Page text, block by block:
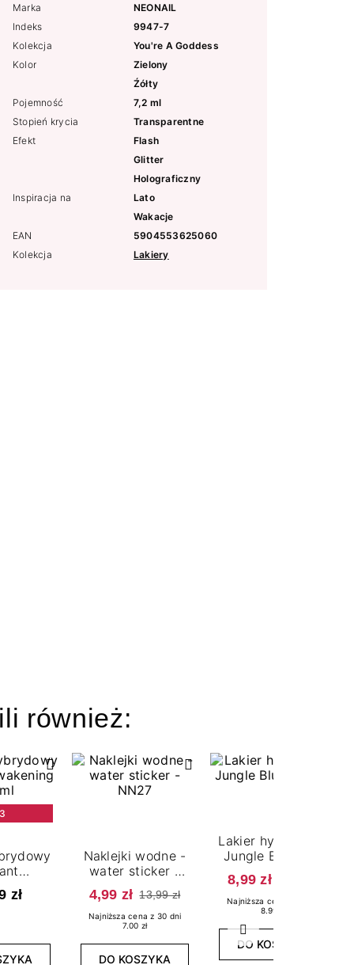
Marka
NEONAIL
Indeks
9947-7
Kolekcja
You're A Goddess
Kolor
Zielony
Źółty
Pojemność
7,2 ml
Stopień krycia
Transparentne
Efekt
Flash
Glitter
Holograficzny
Inspiracja na
Lato
Wakacje
EAN
5904553625060
Kolekcja
Lakiery
również:
Następny
7,2 ml
zł
Naklejki wodne -
water sticker -
NN27
4,99 zł 13,99 zł
Najniższa cena z 30 dni
7.00 zł
DO KOSZYKA
Lakier hybrydowy
Jungle Blush 7,2
ml
8,99 zł
Najniższa cena z 30 dni
8.99 zł
DO KOSZYKA